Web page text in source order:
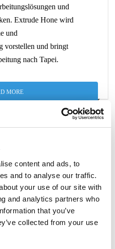
content and ads, to
and to analyse our traffic.
your use of our site with
and analytics partners who
that you’ve
collected from your use
und
Extrude Hone wird
und
vorstellen und bringt
nach Tapei.
MORE
HONE
2025
COMMENTS EVENTS